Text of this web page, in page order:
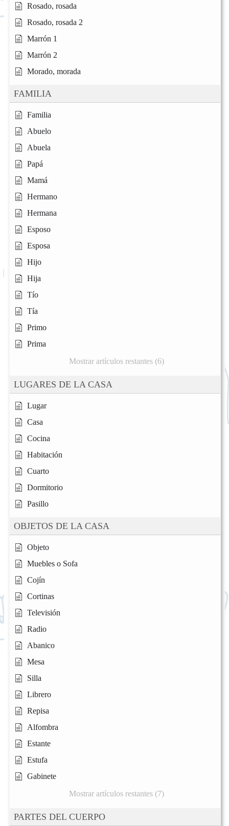
Rosado, rosada
Rosado, rosada 2
Marrón 1
Marrón 2
Morado, morada
FAMILIA
Familia
Abuelo
Abuela
Papá
Mamá
Hermano
Hermana
Esposo
Esposa
Hijo
Hija
Tío
Tía
Primo
Prima
Mostrar artículos restantes (6)
LUGARES DE LA CASA
Lugar
Casa
Cocina
Habitación
Cuarto
Dormitorio
Pasillo
OBJETOS DE LA CASA
Objeto
Muebles o Sofa
Cojín
Cortinas
Televisión
Radio
Abanico
Mesa
Silla
Librero
Repisa
Alfombra
Estante
Estufa
Gabinete
Mostrar artículos restantes (7)
PARTES DEL CUERPO